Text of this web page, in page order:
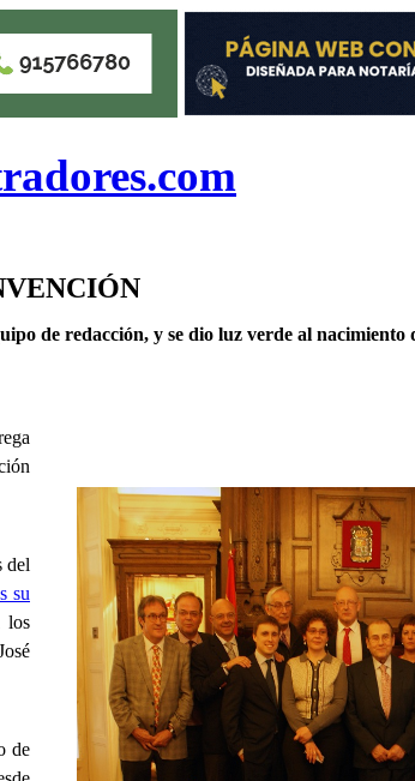
de redacción, y se dio luz verde al nacimiento
del
su
los
de